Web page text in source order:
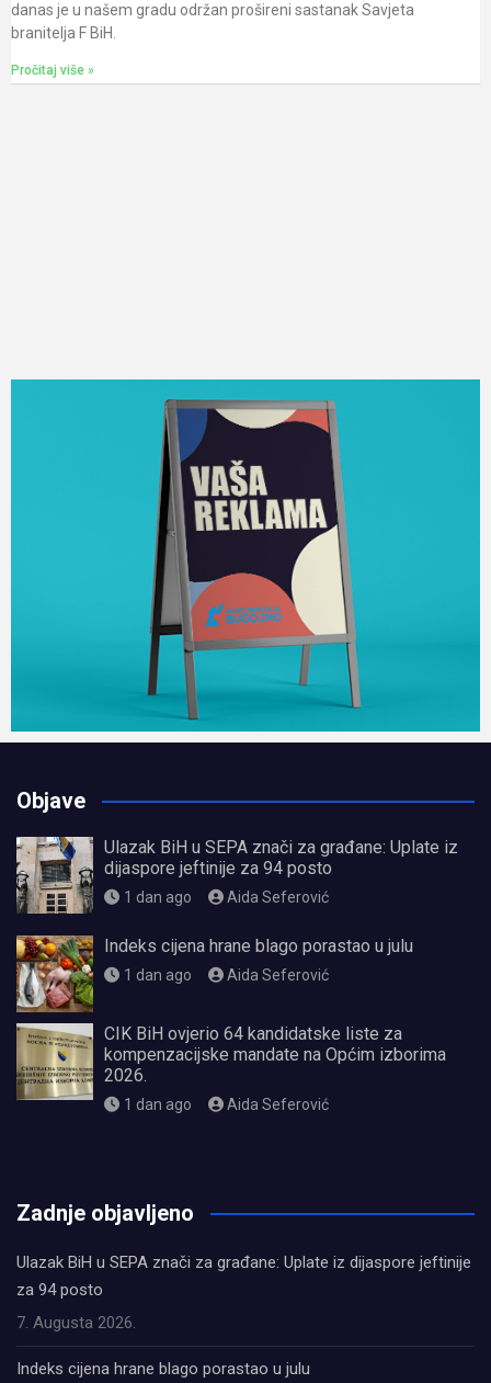
danas je u našem gradu održan prošireni sastanak Savjeta
branitelja F BiH.
Pročitaj više »
Objave
Ulazak BiH u SEPA znači za građane: Uplate iz
dijaspore jeftinije za 94 posto
1 dan ago Aida Seferović
Indeks cijena hrane blago porastao u julu
1 dan ago Aida Seferović
CIK BiH ovjerio 64 kandidatske liste za
kompenzacijske mandate na Općim izborima
2026.
1 dan ago Aida Seferović
Zadnje objavljeno
Ulazak BiH u SEPA znači za građane: Uplate iz dijaspore jeftinije
za 94 posto
7. Augusta 2026.
Indeks cijena hrane blago porastao u julu